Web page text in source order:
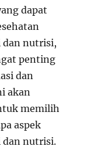
dapat
dan nutrisi,
penting
dan
akan
memilih
aspek
dan nutrisi.